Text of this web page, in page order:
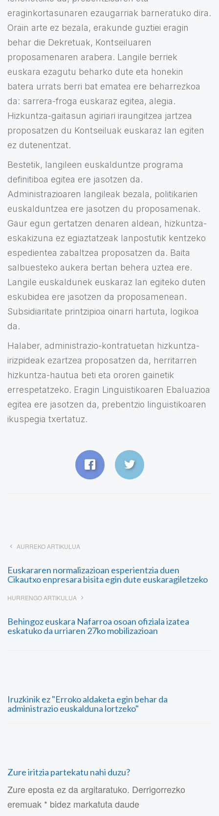
eraginkortasunaren ezaugarriak barneratuko dira.
Orain arte ez bezala, erakunde guztiei eragin
behar die Dekretuak, Kontseiluaren
proposamenaren arabera. Langile berriek
euskara ezagutu beharko dute eta honekin
batera urrats berri bat ematea ere beharrezkoa
da: sarrera-froga euskaraz egitea, alegia.
Hizkuntza-gaitasun agiriari iraungitzea jartzea
proposatzen du Kontseiluak euskaraz lan egiten
ez dutenentzat.
Bestetik, langileen euskalduntze programa
definitiboa egitea ere jasotzen da.
Administrazioaren langileak bezala, politikarien
euskalduntzea ere jasotzen du proposamenak.
Gaur egun gertatzen denaren aldean, hizkuntza-
eskakizuna ez egiaztatzeak lanpostutik kentzeko
espedientea zabaltzea proposatzen da. Baita
salbuesteko aukera bertan behera uztea ere.
Langile euskaldunek euskaraz lan egiteko duten
eskubidea ere jasotzen da proposamenean.
Subsidiaritate printzipioa oinarri hartuta, logikoa
da.
Halaber, administrazio-kontratuetan hizkuntza-
irizpideak ezartzea proposatzen da, herritarren
hizkuntza-hautua beti eta ororen gainetik
errespetatzeko. Eragin Linguistikoaren Ebaluazioa
egitea ere jasotzen da, prebentzio linguistikoaren
ikuspegia txertatuz.
AURREKO ARTIKULUA
Euskararen normalizazioan esperientzia duen
Cikautxo enpresara bisita egin dute euskaragiletzeko
HURRENGO ARTIKULUA
Behingoz euskara Nafarroa osoan ofiziala izatea
eskatuko da urriaren 27ko mobilizazioan
Iruzkinik ez "Erroko aldaketa egin behar da
administrazio euskalduna lortzeko"
Zure iritzia partekatu nahi duzu?
Zure eposta ez da argitaratuko. Derrigorrezko
eremuak * bidez markatuta daude